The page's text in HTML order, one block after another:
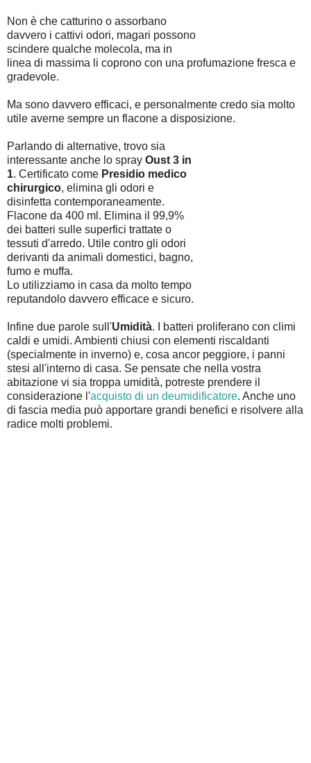
Non è che catturino o assorbano
davvero i cattivi odori, magari possono
scindere qualche molecola, ma in
linea di massima li coprono con una profumazione fresca e
gradevole.
Ma sono davvero efficaci, e personalmente credo sia molto
utile averne sempre un flacone a disposizione.
Parlando di alternative, trovo sia
interessante anche lo spray Oust 3 in
1. Certificato come Presidio medico
chirurgico, elimina gli odori e
disinfetta contemporaneamente.
Flacone da 400 ml. Elimina il 99,9%
dei batteri sulle superfici trattate o
tessuti d'arredo. Utile contro gli odori
derivanti da animali domestici, bagno,
fumo e muffa.
Lo utilizziamo in casa da molto tempo
reputandolo davvero efficace e sicuro.
Infine due parole sull'Umidità. I batteri proliferano con climi
caldi e umidi. Ambienti chiusi con elementi riscaldanti
(specialmente in inverno) e, cosa ancor peggiore, i panni
stesi all'interno di casa. Se pensate che nella vostra
abitazione vi sia troppa umidità, potreste prendere il
considerazione l'acquisto di un deumidificatore. Anche uno
di fascia media può apportare grandi benefici e risolvere alla
radice molti problemi.